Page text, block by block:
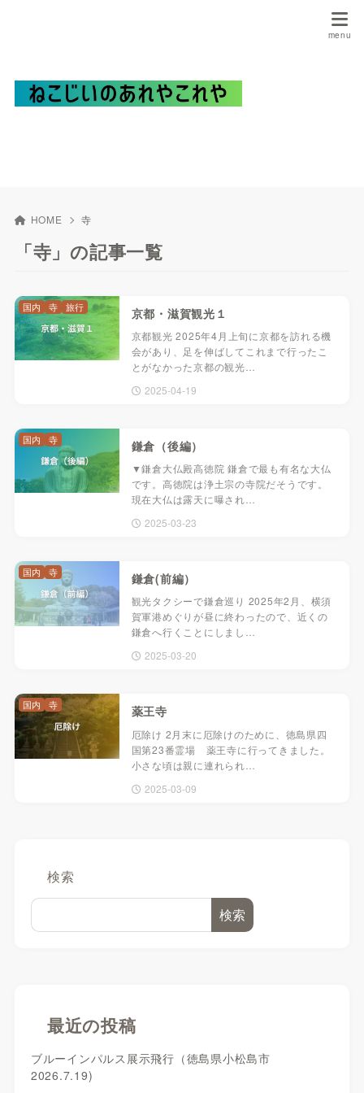
HOME 寺
「寺」の記事一覧
京都・滋賀観光１
京都観光 2025年4月上旬に京都を訪れる機
会があり、足を伸ばしてこれまで行ったこ
とがなかった京都の観光…
2025-04-19
国内 寺 旅行
鎌倉（後編）
▼鎌倉大仏殿高徳院 鎌倉で最も有名な大仏
です。高徳院は浄土宗の寺院だそうです。
現在大仏は露天に曝され…
2025-03-23
国内 寺
鎌倉(前編）
観光タクシーで鎌倉巡り 2025年2月、横須
賀軍港めぐりが昼に終わったので、近くの
鎌倉へ行くことにしまし…
2025-03-20
国内 寺
薬王寺
厄除け 2月末に厄除けのために、徳島県四
国第23番霊場 薬王寺に行ってきました。
小さな頃は親に連れられ…
2025-03-09
国内 寺
検索
検索
最近の投稿
ブルーインパルス展示飛行（徳島県小松島市
2026.7.19)